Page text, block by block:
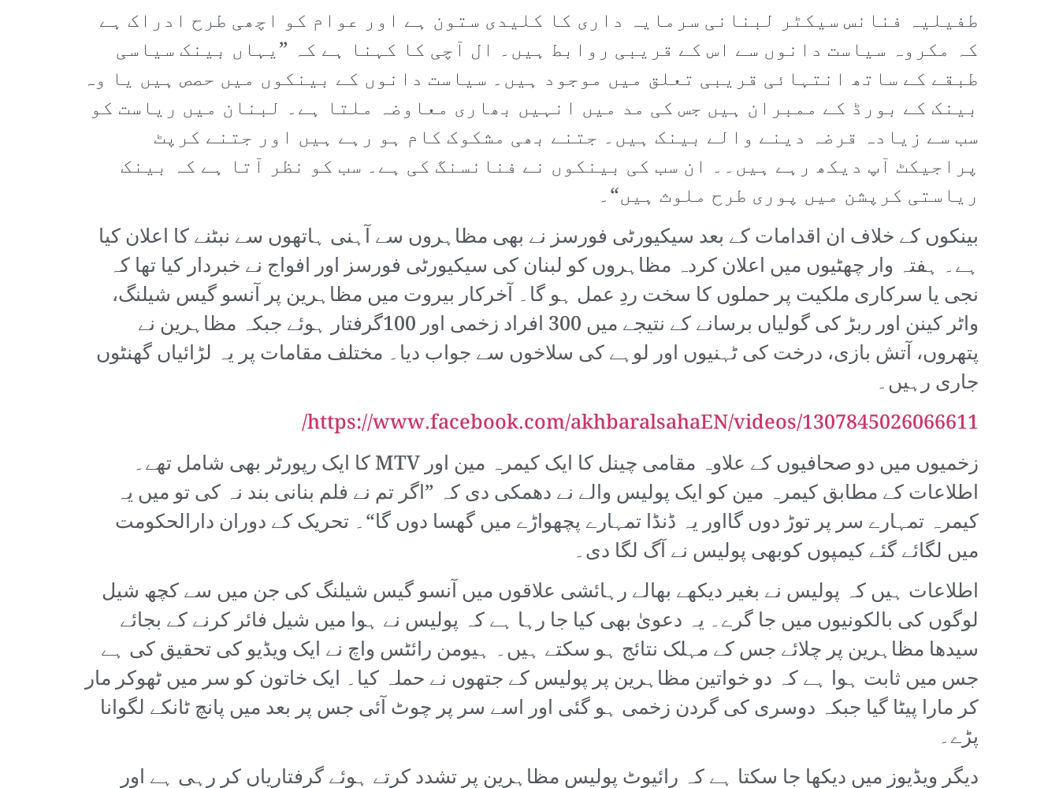
طفیلیہ فنانس سیکٹر لبنانی سرمایہ داری کا کلیدی ستون ہے اور عوام کو اچھی طرح ادراک ہے
کہ مکروہ سیاست دانوں سے اس کے قریبی روابط ہیں۔ ال آچی کا کہنا ہے کہ ”یہاں بینک سیاسی
طبقے کے ساتھ انتہائی قریبی تعلق میں موجود ہیں۔ سیاست دانوں کے بینکوں میں حصص ہیں یا وہ
بینک کے بورڈ کے ممبران ہیں جس کی مد میں انہیں بھاری معاوضہ ملتا ہے۔ لبنان میں ریاست کو
سب سے زیادہ قرضہ دینے والے بینک ہیں۔ جتنے بھی مشکوک کام ہو رہے ہیں اور جتنے کرپٹ
پراجیکٹ آپ دیکھ رہے ہیں۔۔ ان سب کی بینکوں نے فنانسنگ کی ہے۔ سب کو نظر آتا ہے کہ بینک
ریاستی کرپشن میں پوری طرح ملوث ہیں“۔
بینکوں کے خلاف ان اقدامات کے بعد سیکیورٹی فورسز نے بھی مظاہروں سے آہنی ہاتھوں سے نبٹنے کا اعلان کیا
ہے۔ ہفتہ وار چھٹیوں میں اعلان کردہ مظاہروں کو لبنان کی سیکیورٹی فورسز اور افواج نے خبردار کیا تھا کہ
نجی یا سرکاری ملکیت پر حملوں کا سخت ردِ عمل ہو گا۔ آخرکار بیروت میں مظاہرین پر آنسو گیس شیلنگ،
واٹر کینن اور ربڑ کی گولیاں برسانے کے نتیجے میں 300 افراد زخمی اور 100گرفتار ہوئے جبکہ مظاہرین نے
پتھروں، آتش بازی، درخت کی ٹہنیوں اور لوہے کی سلاخوں سے جواب دیا۔ مختلف مقامات پر یہ لڑائیاں گھنٹوں
جاری رہیں۔
https://www.facebook.com/akhbaralsahaEN/videos/1307845026066611/
زخمیوں میں دو صحافیوں کے علاوہ مقامی چینل کا ایک کیمرہ مین اور MTV کا ایک رپورٹر بھی شامل تھے۔
اطلاعات کے مطابق کیمرہ مین کو ایک پولیس والے نے دھمکی دی کہ ”اگر تم نے فلم بنانی بند نہ کی تو میں یہ
کیمرہ تمہارے سر پر توڑ دوں گااور یہ ڈنڈا تمہارے پچھواڑے میں گھسا دوں گا“۔ تحریک کے دوران دارالحکومت
میں لگائے گئے کیمپوں کوبھی پولیس نے آگ لگا دی۔
اطلاعات ہیں کہ پولیس نے بغیر دیکھے بھالے رہائشی علاقوں میں آنسو گیس شیلنگ کی جن میں سے کچھ شیل
لوگوں کی بالکونیوں میں جا گرے۔ یہ دعویٰ بھی کیا جا رہا ہے کہ پولیس نے ہوا میں شیل فائر کرنے کے بجائے
سیدھا مظاہرین پر چلائے جس کے مہلک نتائج ہو سکتے ہیں۔ ہیومن رائٹس واچ نے ایک ویڈیو کی تحقیق کی ہے
جس میں ثابت ہوا ہے کہ دو خواتین مظاہرین پر پولیس کے جتھوں نے حملہ کیا۔ ایک خاتون کو سر میں ٹھوکر مار
کر مارا پیٹا گیا جبکہ دوسری کی گردن زخمی ہو گئی اور اسے سر پر چوٹ آئی جس پر بعد میں پانچ ٹانکے لگوانا
پڑے۔
دیگر ویڈیوز میں دیکھا جا سکتا ہے کہ رائیوٹ پولیس مظاہرین پر تشدد کرتے ہوئے گرفتاریاں کر رہی ہے اور